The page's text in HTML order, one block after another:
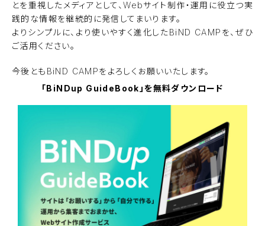
とを重視したメディアとして、Webサイト制作・運用に役立つ実
践的な情報を継続的に発信してまいります。
よりシンプルに、より使いやすく進化したBiND CAMPを、ぜひ
ご活用ください。
今後ともBiND CAMPをよろしくお願いいたします。
「BiNDup GuideBook」を無料ダウンロード